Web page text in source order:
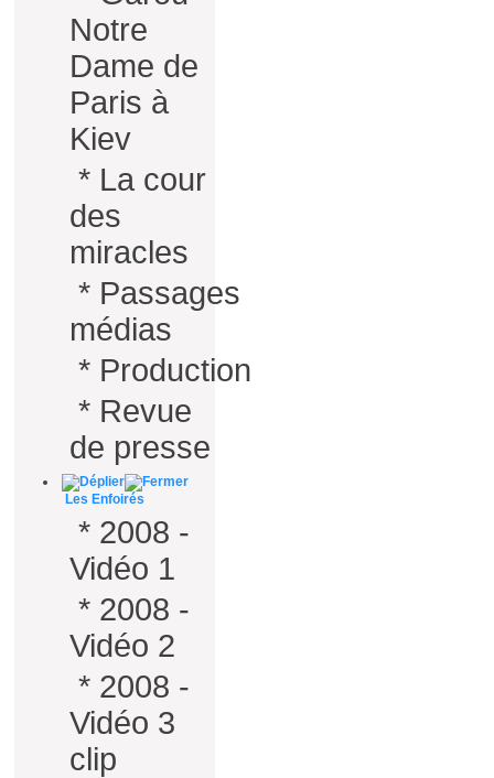
Notre
Dame de
Paris à
Kiev
* La cour
des
miracles
* Passages
médias
* Production
* Revue
de presse
Les Enfoirés
* 2008 -
Vidéo 1
* 2008 -
Vidéo 2
* 2008 -
Vidéo 3
clip